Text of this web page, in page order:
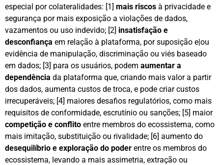
especial por colateralidades: [1] mais riscos à privacidade e
segurança por mais exposição a violações de dados,
vazamentos ou uso indevido; [2] insatisfação e
desconfiança em relação à plataforma, por suposição e|ou
evidência de manipulação, discriminação ou viés baseado
em dados; [3] para os usuários, podem aumentar a
dependência da plataforma que, criando mais valor a partir
dos dados, aumenta custos de troca, e pode criar custos
irrecuperáveis; [4] maiores desafios regulatórios, como mais
requisitos de conformidade, escrutínio ou sanções; [5] maior
competição e conflito entre membros do ecossistema, como
mais imitação, substituição ou rivalidade; [6] aumento do
desequilíbrio e exploração do poder entre os membros do
ecossistema, levando a mais assimetria, extração ou